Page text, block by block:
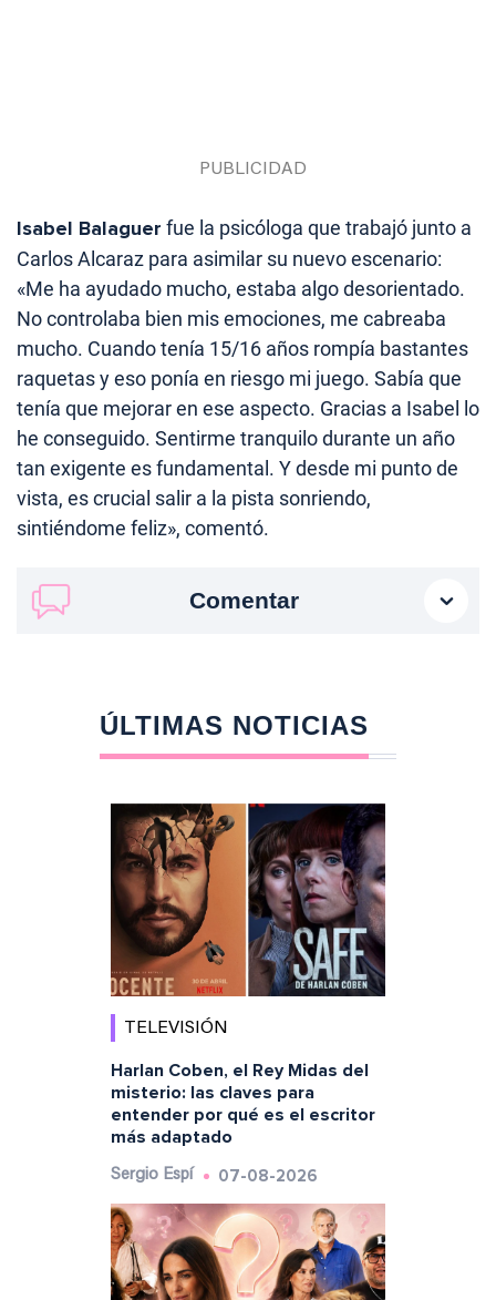
Isabel Balaguer fue la psicóloga que trabajó junto a
Carlos Alcaraz para asimilar su nuevo escenario:
«Me ha ayudado mucho, estaba algo desorientado.
No controlaba bien mis emociones, me cabreaba
mucho. Cuando tenía 15/16 años rompía bastantes
raquetas y eso ponía en riesgo mi juego. Sabía que
tenía que mejorar en ese aspecto. Gracias a Isabel lo
he conseguido. Sentirme tranquilo durante un año
tan exigente es fundamental. Y desde mi punto de
vista, es crucial salir a la pista sonriendo,
sintiéndome feliz», comentó.
Comentar
ÚLTIMAS NOTICIAS
TELEVISIÓN
Harlan Coben, el Rey Midas del
misterio: las claves para
entender por qué es el escritor
más adaptado
Sergio Espí 07-08-2026